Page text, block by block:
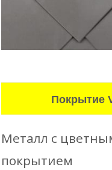
Покрытие
Металл с
покрытием